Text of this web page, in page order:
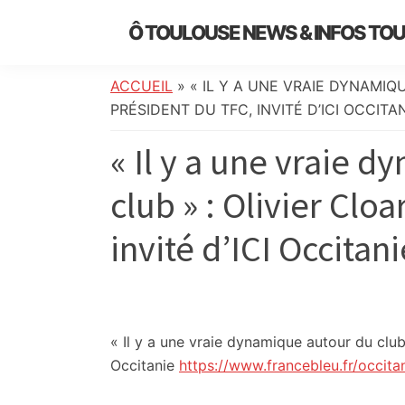
Ô TOULOUSE NEWS & INFOS
de
l’actualité
info
locale,
société,
culture,
politique,
divers
et
ACCUEIL » « IL Y A UNE VRAIE
PRÉSIDENT DU TFC, INVITÉ D’ICI
« Il y a une vraie
club » : Olivier
invité d’ICI
« Il y a une vraie dynamique autour du
Occitanie https://www.francebleu.fr/